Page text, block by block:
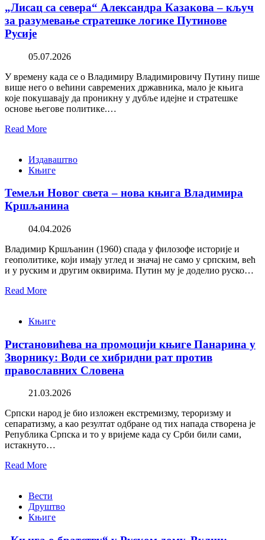
„Лисац са севера“ Александра Казакова – кључ
за разумевање стратешке логике Путинове
Русије
05.07.2026
У времену када се о Владимиру Владимировичу Путину пише
више него о већини савремених државника, мало је књига
које покушавају да проникну у дубље идејне и стратешке
основе његове политике.…
Read More
Издаваштво
Књиге
Темељи Новог света – нова књига Владимира
Кршљанина
04.04.2026
Владимир Кршљанин (1960) спада у филозофе историје и
геополитике, који имају углед и значај не само у српским, већ
и у руским и другим оквирима. Путин му је доделио руско…
Read More
Књиге
Ристановићева на промоцији књиге Панарина у
Зворнику: Води се хибридни рат против
православних Словена
21.03.2026
Српски народ је био изложен екстремизму, тероризму и
сепаратизму, а као резултат одбране од тих напада створена је
Република Српска и то у вријеме када су Срби били сами,
истакнуто…
Read More
Вести
Друштво
Књиге